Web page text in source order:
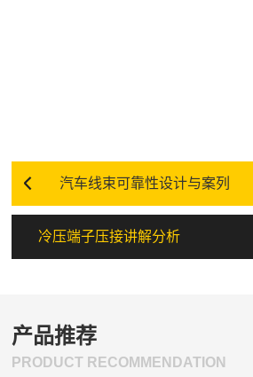
汽车线束可靠性设计与案列
冷压端子压接讲解分析
产品推荐
PRODUCT RECOMMENDATION